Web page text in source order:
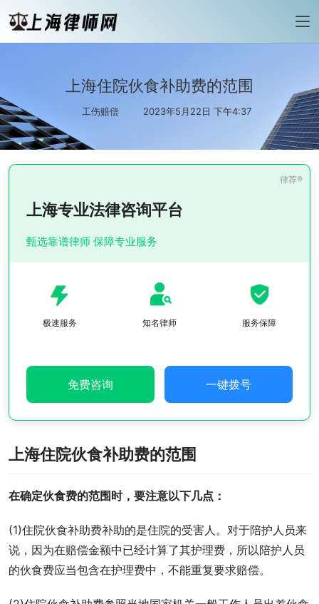
上海住院伙食补助费的范围
工伤赔偿 2023年5月22日 下午4:37
上海专业法律咨询平台
甄选靠谱律师 保障专业服务
极速服务 知名律师 服务保障
免费咨询 一键拨号
上海住院伙食补助费的范围
在确定伙食费的范围时，要注意以下几点：
(1)住院伙食补助费补助的是住院的受害人。对于陪护人员来
说，因为在赔偿金额中已经计算了其护理费，所以陪护人员
的伙食费应当包含在护理费中，不能重复要求赔偿。